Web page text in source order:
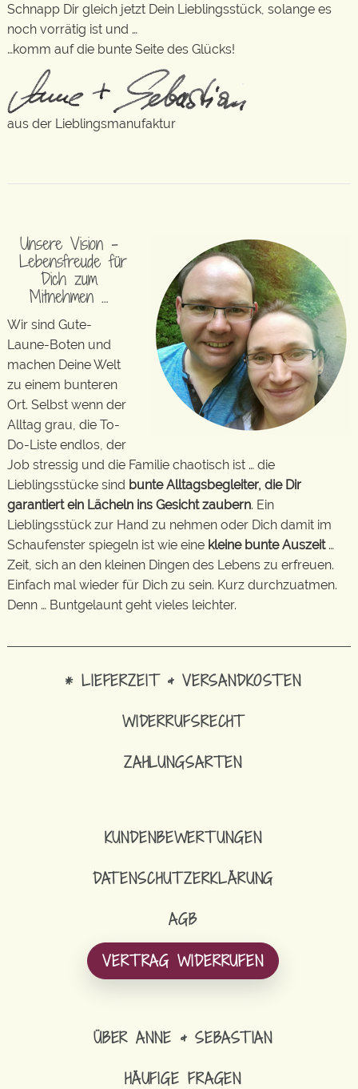
Schnapp Dir gleich jetzt Dein Lieblingsstück, solange es
noch vorrätig ist und …
…komm auf die bunte Seite des Glücks!
aus der Lieblingsmanufaktur
Unsere Vision –
Lebensfreude für
Dich zum
Mitnehmen …
Wir sind Gute-
Laune-Boten und
machen Deine Welt
zu einem bunteren
Ort. Selbst wenn der
Alltag grau, die To-
Do-Liste endlos, der
Job stressig und die Familie chaotisch ist … die
Lieblingsstücke sind bunte Alltagsbegleiter, die Dir
garantiert ein Lächeln ins Gesicht zaubern. Ein
Lieblingsstück zur Hand zu nehmen oder Dich damit im
Schaufenster spiegeln ist wie eine kleine bunte Auszeit…
Zeit, sich an den kleinen Dingen des Lebens zu erfreuen.
Einfach mal wieder für Dich zu sein. Kurz durchzuatmen.
Denn … Buntgelaunt geht vieles leichter.
* LIEFERZEIT & VERSANDKOSTEN
WIDERRUFSRECHT
ZAHLUNGSARTEN
KUNDENBEWERTUNGEN
DATENSCHUTZERKLÄRUNG
AGB
VERTRAG WIDERRUFEN
ÜBER ANNE & SEBASTIAN
HÄUFIGE FRAGEN